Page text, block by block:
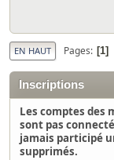
Inscriptions
Les comptes des
sont pas
jamais participé
supprimés.
EN HAUT Pages 1